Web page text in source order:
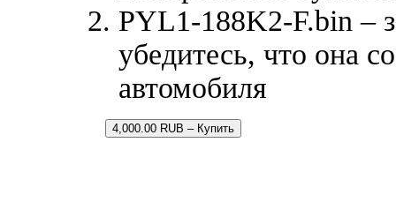
PYL1-188K2-F.bin –
убедитесь, что она
автомобиля
4,000.00 RUB – Купить